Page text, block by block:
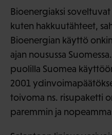
Bioenergiaksi
kuten hakkuutähteet,
Bioenergian käyttö
ajan nousussa
puolilla Suomea
2001
toivoma ns. risupaketti
paremmin ja